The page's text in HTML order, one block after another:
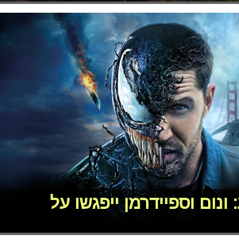
וספיידרמן ייפגשו על